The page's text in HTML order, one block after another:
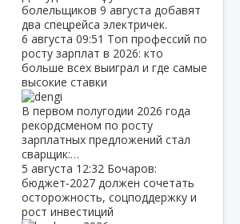
болельщиков 9 августа добавят
два спецрейса электричек.
6 августа 09:51 Топ профессий по
росту зарплат в 2026: кто
больше всех выиграл и где самые
высокие ставки
В первом полугодии 2026 года
рекордсменом по росту
зарплатных предложений стал
сварщик:…
5 августа 12:32 Бочаров:
бюджет‑2027 должен сочетать
осторожность, соцподдержку и
рост инвестиций